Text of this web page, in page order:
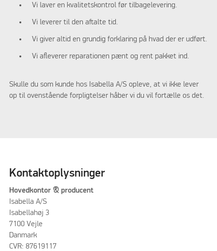
Vi laver en kvalitetskontrol før tilbagelevering.
Vi leverer til den aftalte tid.
Vi giver altid en grundig forklaring på hvad der er udført.
Vi afleverer reparationen pænt og rent pakket ind.
Skulle du som kunde hos Isabella A/S opleve, at vi ikke lever
op til ovenstående forpligtelser håber vi du vil fortælle os det.
Kontaktoplysninger
Hovedkontor & producent
Isabella A/S
Isabellahøj 3
7100 Vejle
Danmark
CVR: 87619117